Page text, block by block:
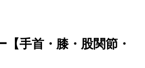
【手首・膝・股関節・